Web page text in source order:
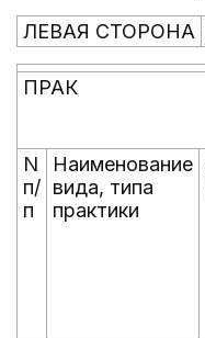
ЛЕВАЯ СТОРОНА
ПРАК
N
п/
п
Наименование
вида, типа
практики